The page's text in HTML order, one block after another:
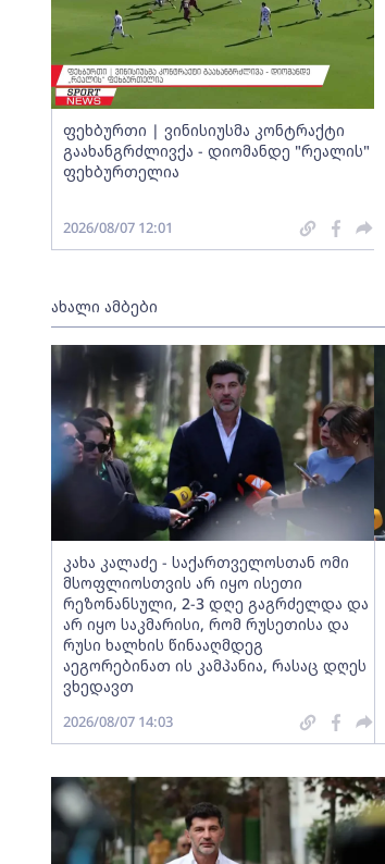
ფეხბურთი | ვინისიუსმა კონტრაქტი
გაახანგრძლივქა - დიომანდე "რეალის"
ფეხბურთელია
2026/08/07 12:01
ახალი ამბები
კახა კალაძე - საქართველოსთან ომი
მსოფლიოსთვის არ იყო ისეთი
რეზონანსული, 2-3 დღე გაგრძელდა და
არ იყო საკმარისი, რომ რუსეთისა და
რუსი ხალხის წინააღმდეგ
აეგორებინათ ის კამპანია, რასაც დღეს
ვხედავთ
2026/08/07 14:03